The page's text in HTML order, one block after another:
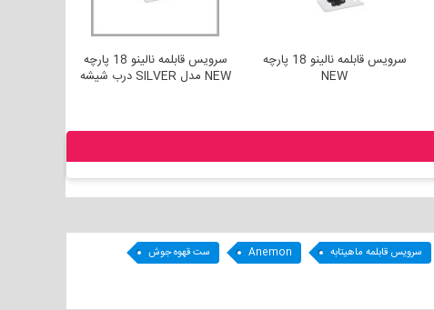
سرویس قابلمه نالینو 18 پارچه
NEW مدل SILVER درب شیشه
سرویس قابلمه نالینو 18 پارچه
NEW
سرویس قابلمه ماهیتابه Anemon
ست قهوه جوش